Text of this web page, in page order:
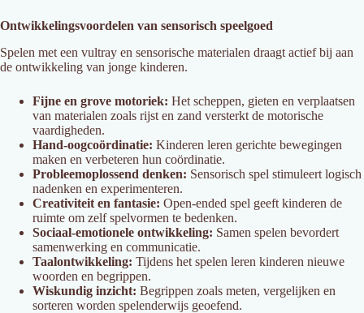
Ontwikkelingsvoordelen van sensorisch speelgoed
Spelen met een vultray en sensorische materialen draagt actief bij aan
de ontwikkeling van jonge kinderen.
Fijne en grove motoriek: Het scheppen, gieten en verplaatsen
van materialen zoals rijst en zand versterkt de motorische
vaardigheden.
Hand-oogcoördinatie: Kinderen leren gerichte bewegingen
maken en verbeteren hun coördinatie.
Probleemoplossend denken: Sensorisch spel stimuleert logisch
nadenken en experimenteren.
Creativiteit en fantasie: Open-ended spel geeft kinderen de
ruimte om zelf spelvormen te bedenken.
Sociaal-emotionele ontwikkeling: Samen spelen bevordert
samenwerking en communicatie.
Taalontwikkeling: Tijdens het spelen leren kinderen nieuwe
woorden en begrippen.
Wiskundig inzicht: Begrippen zoals meten, vergelijken en
sorteren worden spelenderwijs geoefend.